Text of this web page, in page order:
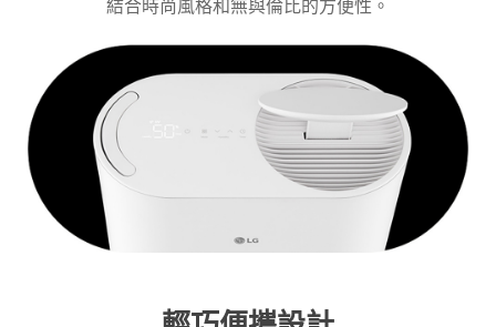
結合時尚風格和無與倫比的方便性。